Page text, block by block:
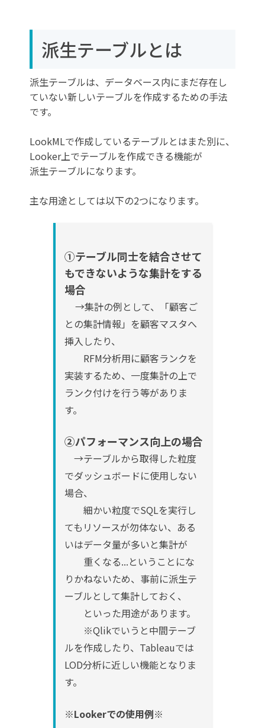
派生テーブルとは
派生テーブルは、データベース内にまだ存在し
ていない新しいテーブルを作成するための手法
です。
LookMLで作成しているテーブルとはまた別に、
Looker上でテーブルを作成できる機能が
派生テーブルになります。
主な用途としては以下の2つになります。
①テーブル同士を結合させて
もできないような集計をする
場合
→集計の例として、「顧客ご
との集計情報」を顧客マスタへ
挿入したり、
RFM分析用に顧客ランクを
実装するため、一度集計の上で
ランク付けを行う等がありま
す。
②パフォーマンス向上の場合
→テーブルから取得した粒度
でダッシュボードに使用しない
場合、
細かい粒度でSQLを実行し
てもリソースが勿体ない、ある
いはデータ量が多いと集計が
重くなる...ということにな
りかねないため、事前に派生テ
ーブルとして集計しておく、
といった用途があります。
※Qlikでいうと中間テーブ
ルを作成したり、Tableauでは
LOD分析に近しい機能となりま
す。
※Lookerでの使用例※